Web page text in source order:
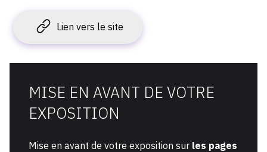
Lien vers le site
MISE EN AVANT DE VOTRE
EXPOSITION
Mise en avant de votre exposition sur les pages